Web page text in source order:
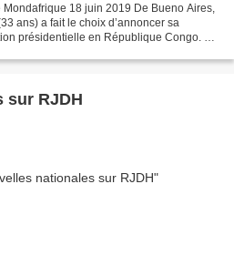
18 juin 2019 De Bueno Aires,
ans) a fait le choix d’annoncer sa
présidentielle en République Congo. Un
sur RJDH